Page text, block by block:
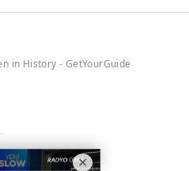
in History - GetYourGuide